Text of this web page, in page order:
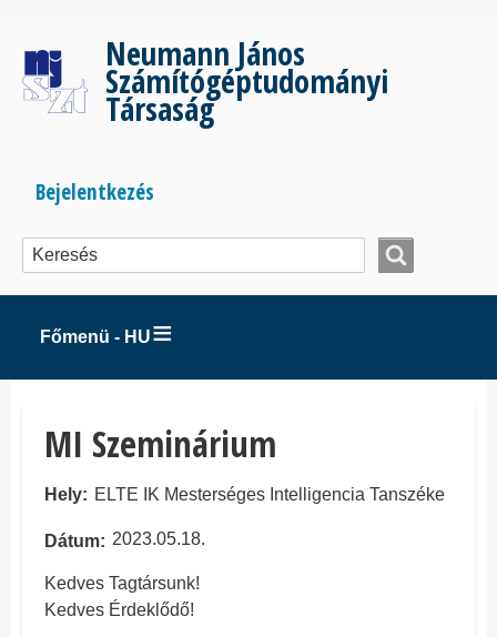
tartalomra
Neumann János
Számítógéptudományi
Társaság
Bejelentkezés
menüje
Bejelentkezés
Főmenü - HU
MI Szeminárium
Hely ELTE IK Mesterséges Intelligencia Tanszéke
Dátum 2023.05.18.
Kedves Tagtársunk!
Kedves Érdeklődő!